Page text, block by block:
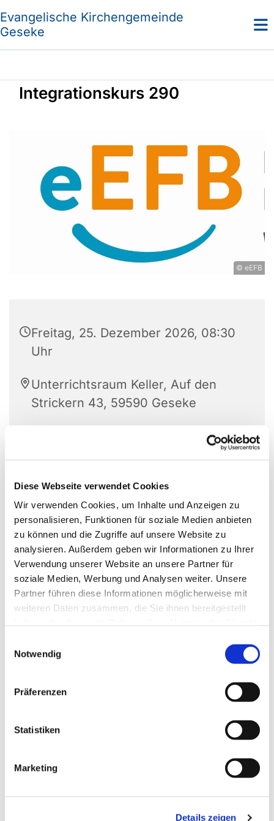
Diese Webseite verwendet Cookies
Wir verwenden Cookies, um Inhalte und Anzeigen zu
personalisieren, Funktionen für soziale Medien anbieten
zu können und die Zugriffe auf unsere Website zu
analysieren. Außerdem geben wir Informationen zu Ihrer
Verwendung unserer Website an unsere Partner für
soziale Medien, Werbung und Analysen weiter. Unsere
Partner führen diese Informationen möglicherweise mit
weiteren Daten zusammen, die Sie ihnen bereitgestellt
Notwendig
Präferenzen
Statistiken
Marketing
Details zeigen
Evangelische Kirchengemeinde
Geseke
Integrationskurs 290
© eEFB
Freitag, 25. Dezember 2026, 08:30
Uhr
Unterrichtsraum Keller, Auf den
Strickern 43, 59590 Geseke